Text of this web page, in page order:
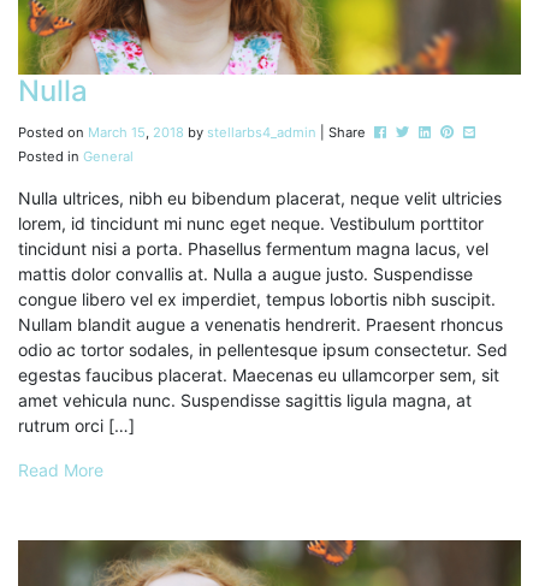
Nulla
Posted on March 15, 2018 by stellarbs4_admin | Share Post this to Facebook
Tweet this
Share this on
Pin this on
Share
Posted in General
Nulla ultrices, nibh eu bibendum placerat, neque velit ultricies
lorem, id tincidunt mi nunc eget neque. Vestibulum porttitor
tincidunt nisi a porta. Phasellus fermentum magna lacus, vel
mattis dolor convallis at. Nulla a augue justo. Suspendisse
congue libero vel ex imperdiet, tempus lobortis nibh suscipit.
Nullam blandit augue a venenatis hendrerit. Praesent rhoncus
odio ac tortor sodales, in pellentesque ipsum consectetur. Sed
egestas faucibus placerat. Maecenas eu ullamcorper sem, sit
amet vehicula nunc. Suspendisse sagittis ligula magna, at
rutrum orci […]
Read More